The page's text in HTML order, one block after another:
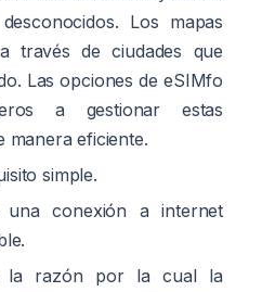
Los mapas
través de ciudades que
Las opciones de eSIMfo
a gestionar estas
manera eficiente.
simple.
una conexión a internet
la razón por la cual la